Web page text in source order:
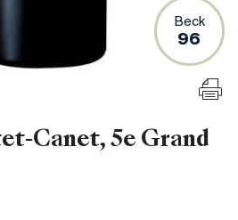
Beck
96
Canet, 5e Grand